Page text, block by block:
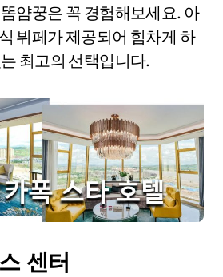
얌꿍은 꼭 경험해보세요. 아
뷔페가 제공되어 힘차게 하
최고의 선택입니다.
센터